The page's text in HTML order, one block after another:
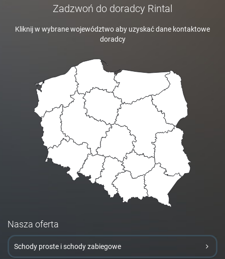
Zadzwoń do doradcy Rintal
Kliknij w wybrane województwo aby uzyskać dane kontaktowe
doradcy
Nasza oferta
Schody proste i schody zabiegowe